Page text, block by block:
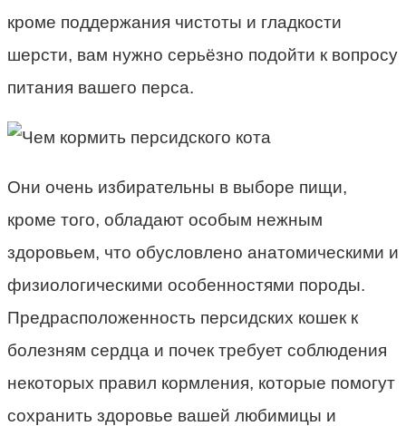
кроме поддержания чистоты и гладкости
шерсти, вам нужно серьёзно подойти к вопросу
питания вашего перса.
Они очень избирательны в выборе пищи,
кроме того, обладают особым нежным
здоровьем, что обусловлено анатомическими и
физиологическими особенностями породы.
Предрасположенность персидских кошек к
болезням сердца и почек требует соблюдения
некоторых правил кормления, которые помогут
сохранить здоровье вашей любимицы и